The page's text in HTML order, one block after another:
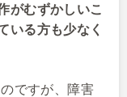
がむずかしいこ
いる方も少なく
ですが、障害